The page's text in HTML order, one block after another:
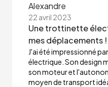
Alexandre
22 avril 2023
Une trottinette
mes déplacements !
J'ai été impressionné
électrique. Son design
son moteur et
moyen de transport